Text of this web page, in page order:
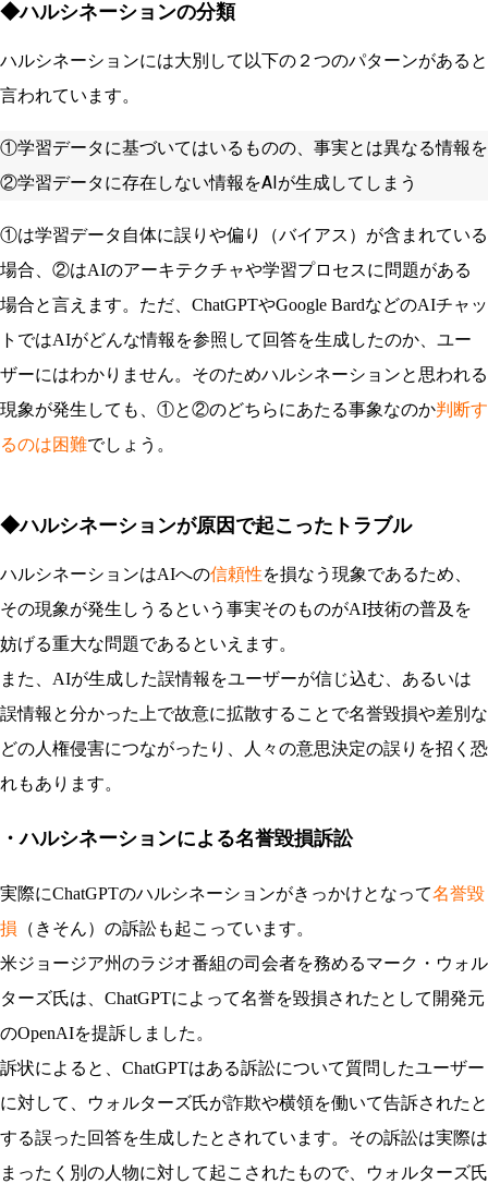
◆ハルシネーションの分類
ハルシネーションには大別して以下の２つのパターンがあると
言われています。
①学習データに基づいてはいるものの、事実とは異なる情報
②学習データに存在しない情報をAIが生成してしまう
①は学習データ自体に誤りや偏り（バイアス）が含まれている
場合、②はAIのアーキテクチャや学習プロセスに問題がある
場合と言えます。ただ、ChatGPTやGoogle BardなどのAIチャッ
トではAIがどんな情報を参照して回答を生成したのか、ユー
ザーにはわかりません。そのためハルシネーションと思われる
現象が発生しても、①と②のどちらにあたる事象なのか判断す
るのは困難でしょう。
◆ハルシネーションが原因で起こったトラブル
ハルシネーションはAIへの信頼性を損なう現象であるため、
その現象が発生しうるという事実そのものがAI技術の普及を
妨げる重大な問題であるといえます。
また、AIが生成した誤情報をユーザーが信じ込む、あるいは
誤情報と分かった上で故意に拡散することで名誉毀損や差別な
どの人権侵害につながったり、人々の意思決定の誤りを招く恐
れもあります。
・ハルシネーションによる名誉毀損訴訟
実際にChatGPTのハルシネーションがきっかけとなって名誉毀
損 （きそん）の訴訟も起こっています。
米ジョージア州のラジオ番組の司会者を務めるマーク・ウォル
ターズ氏は、ChatGPTによって名誉を毀損されたとして開発元
のOpenAIを提訴しました。
訴状によると、ChatGPTはある訴訟について質問したユーザー
に対して、ウォルターズ氏が詐欺や横領を働いて告訴されたと
する誤った回答を生成したとされています。その訴訟は実際は
まったく別の人物に対して起こされたもので、ウォルターズ氏